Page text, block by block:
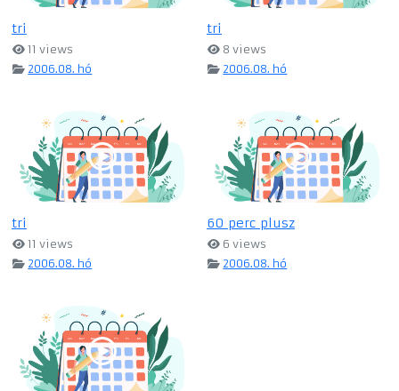
tri
11 views
2006.08. hó
tri
8 views
2006.08. hó
tri
11 views
2006.08. hó
60 perc plusz
6 views
2006.08. hó